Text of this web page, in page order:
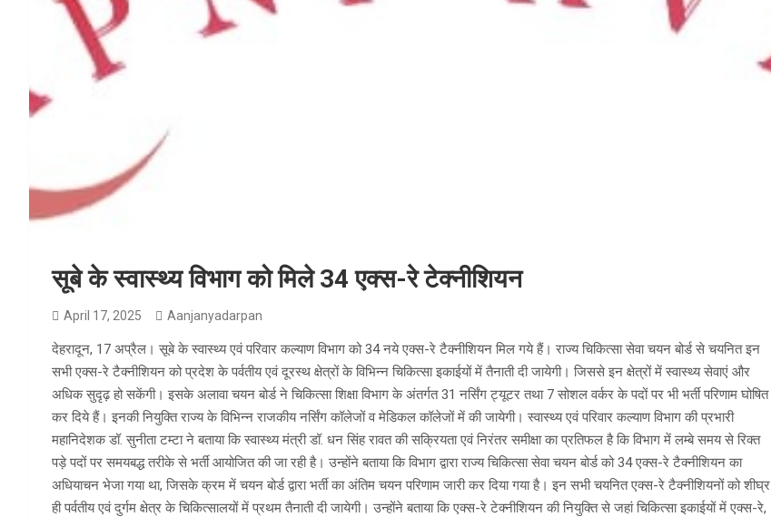
सूबे के स्वास्थ्य विभाग को मिले 34 एक्स-रे टेक्नीशियन
April 17, 2025 Aanjanyadarpan
देहरादून, 17 अप्रैल। सूबे के स्वास्थ्य एवं परिवार कल्याण विभाग को 34 नये एक्स-रे टैक्नीशियन मिल गये हैं। राज्य चिकित्सा सेवा चयन बोर्ड से चयनित इन
सभी एक्स-रे टैक्नीशियन को प्रदेश के पर्वतीय एवं दूरस्थ क्षेत्रों के विभिन्न चिकित्सा इकाईयों में तैनाती दी जायेगी। जिससे इन क्षेत्रों में स्वास्थ्य सेवाएं और
अधिक सुदृढ़ हो सकेंगी। इसके अलावा चयन बोर्ड ने चिकित्सा शिक्षा विभाग के अंतर्गत 31 नर्सिंग ट्यूटर तथा 7 सोशल वर्कर के पदों पर भी भर्ती परिणाम घोषित
कर दिये हैं। इनकी नियुक्ति राज्य के विभिन्न राजकीय नर्सिंग कॉलेजों व मेडिकल कॉलेजों में की जायेगी। स्वास्थ्य एवं परिवार कल्याण विभाग की प्रभारी
महानिदेशक डॉ. सुनीता टम्टा ने बताया कि स्वास्थ्य मंत्री डॉ. धन सिंह रावत की सक्रियता एवं निरंतर समीक्षा का प्रतिफल है कि विभाग में लम्बे समय से रिक्त
पड़े पदों पर समयबद्ध तरीके से भर्ती आयोजित की जा रही है। उन्होंने बताया कि विभाग द्वारा राज्य चिकित्सा सेवा चयन बोर्ड को 34 एक्स-रे टैक्नीशियन का
अधियाचन भेजा गया था, जिसके क्रम में चयन बोर्ड द्वारा भर्ती का अंतिम चयन परिणाम जारी कर दिया गया है। इन सभी चयनित एक्स-रे टैक्नीशियनों को शीघ्र
ही पर्वतीय एवं दुर्गम क्षेत्र के चिकित्सालयों में प्रथम तैनाती दी जायेगी। उन्होंने बताया कि एक्स-रे टेक्नीशियन की नियुक्ति से जहां चिकित्सा इकाईयों में एक्स-रे,